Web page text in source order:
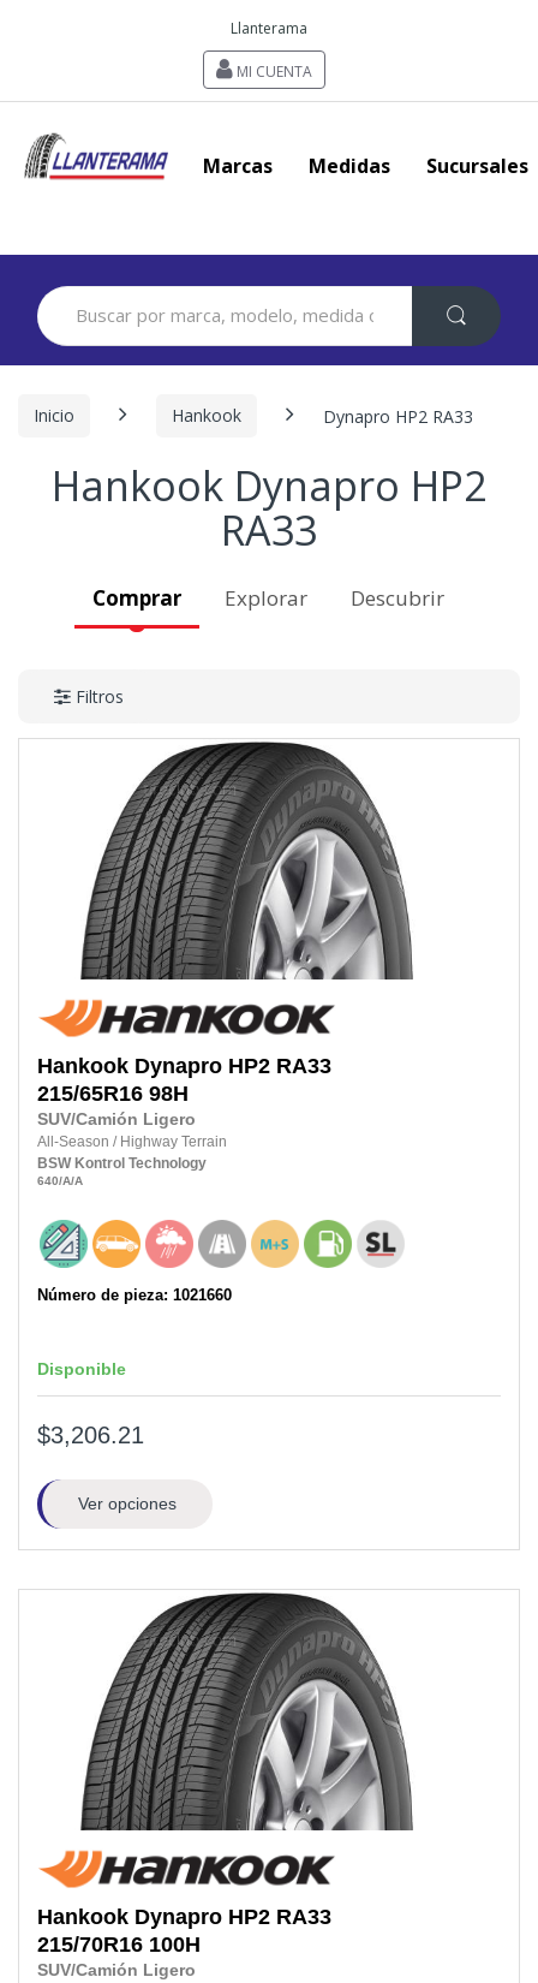
Llanterama
MI CUENTA
Marcas Medidas Sucursales
Search
for:
Inicio Hankook Dynapro HP2 RA33
Hankook Dynapro HP2
RA33
Comprar Explorar Descubrir
Filtros
Hankook Dynapro HP2 RA33
215/65R16 98H
SUV/Camión Ligero
All-Season / Highway Terrain
BSW Kontrol Technology
640/A/A
Número de pieza: 1021660
Disponible
$3,206.21
Ver opciones
Hankook Dynapro HP2 RA33
215/70R16 100H
SUV/Camión Ligero